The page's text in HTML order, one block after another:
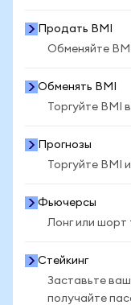
Продать BMI
Обменяйте
Обменять BMI
Торгуйте BMI
Прогнозы
Торгуйте BMI
Фьючерсы
Лонг или шорт
Стейкинг
Заставьте
получайте